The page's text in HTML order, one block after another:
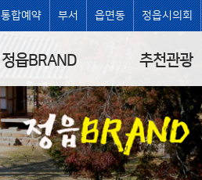
통합예약 부서 읍면동 정읍시의회
정읍BRAND 추천관광